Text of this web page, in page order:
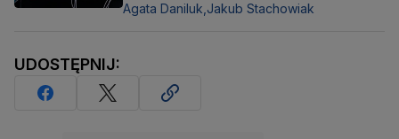
Agata Daniluk, Jakub Stachowiak
UDOSTĘPNIJ: